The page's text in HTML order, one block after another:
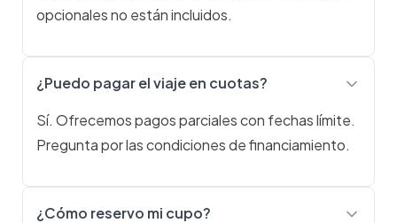
opcionales no están incluidos.
¿Puedo pagar el viaje en cuotas?
Sí. Ofrecemos pagos parciales con fechas límite.
Pregunta por las condiciones de financiamiento.
¿Cómo reservo mi cupo?